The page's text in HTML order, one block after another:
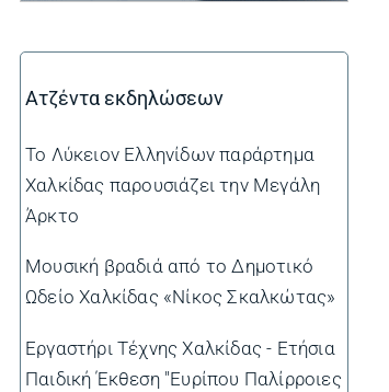
Ατζέντα εκδηλώσεων
Το Λύκειον Ελληνίδων παράρτημα
Χαλκίδας παρουσιάζει την Μεγάλη
Άρκτο
Μουσική βραδιά από το Δημοτικό
Ωδείο Χαλκίδας «Νίκος Σκαλκώτας»
Εργαστήρι Τέχνης Χαλκίδας - Ετήσια
Παιδική Έκθεση "Ευρίπου Παλίρροιες